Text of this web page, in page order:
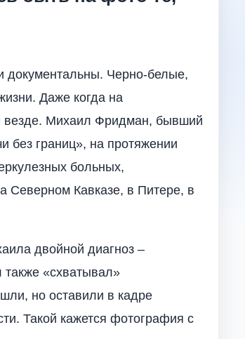
Черно-белые,
Даже когда на
везде. Михаил Фридман, бывший
без границ», на протяжении
больных,
Северном Кавказе, в Питере, в
двойной диагноз –
«схватывал»
но оставили в кадре
Такой кажется фотография с